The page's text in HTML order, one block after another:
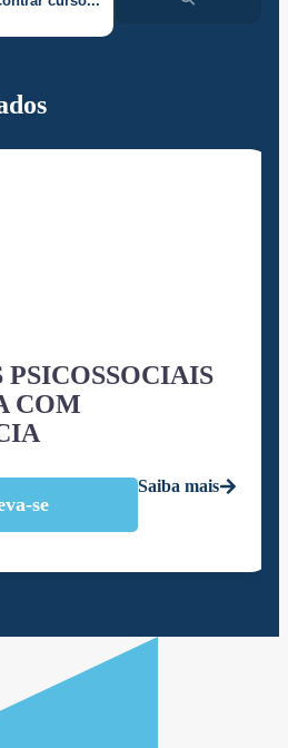
PSICOSSOCIAIS
COM
se
Saiba mais